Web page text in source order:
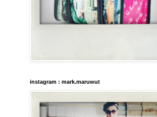
instagram : mark.maruwut